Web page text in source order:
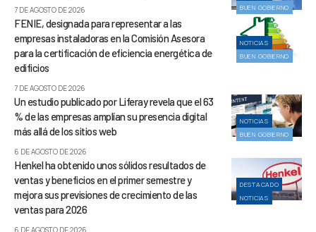
BUEN GOBIERNO
7 DE AGOSTO DE 2026
NOTICIAS
BUEN GOBIERNO
FENIE, designada para representar a las
empresas instaladoras en la Comisión Asesora
para la certificación de eficiencia energética de
edificios
7 DE AGOSTO DE 2026
NOTICIAS
BUEN GOBIERNO
Un estudio publicado por Liferay revela que el 63
% de las empresas amplían su presencia digital
más allá de los sitios web
6 DE AGOSTO DE 2026
DESTACADO
NOTICIAS
Henkel ha obtenido unos sólidos resultados de
ventas y beneficios en el primer semestre y
mejora sus previsiones de crecimiento de las
ventas para 2026
6 DE AGOSTO DE 2026